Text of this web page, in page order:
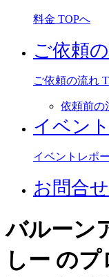
料金 TOPへ
ご依頼
ご依頼の流れ
依頼前の
イベン
イベントレポ
お問合
バルーン
しー の